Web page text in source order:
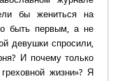
бы жениться на
быть первым, а не
девушки спросили,
И почему только
жизни»? Я